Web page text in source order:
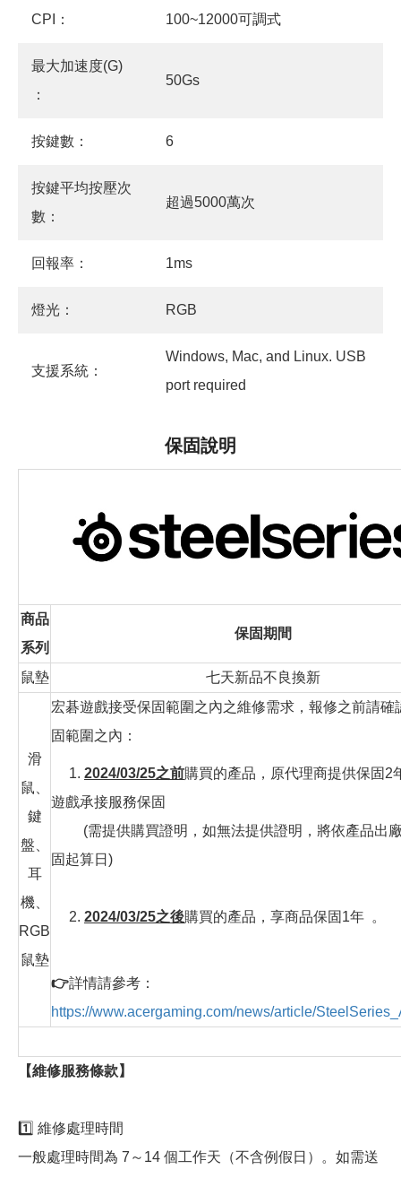
CPI： 100~12000可調式
最大加速度(G)
：
50Gs
按鍵數： 6
按鍵平均按壓次
數：
超過5000萬次
回報率： 1ms
燈光： RGB
支援系統：
Windows, Mac, and Linux. USB
port required
保固說明
商品
系列
保固期間
鼠墊 七天新品不良換新
滑
鼠、
鍵
盤、
耳
機、
RGB
鼠墊
宏碁遊戲接受保固範圍之內之維修需求，報修之前請確
固範圍之內：
1. 2024/03/25之前購買的產品，原代理商提供保固2
遊戲承接服務保固
(需提供購買證明，如無法提供證明，將依產品出
固起算日)
2. 2024/03/25之後購買的產品，享商品保固1年 。
👉詳情請參考：
https://www.acergaming.com/news/article/
【維修服務條款】
1️⃣ 維修處理時間
一般處理時間為 7～14 個工作天（不含例假日）。如需送